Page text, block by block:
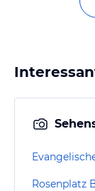
Rosenplatz